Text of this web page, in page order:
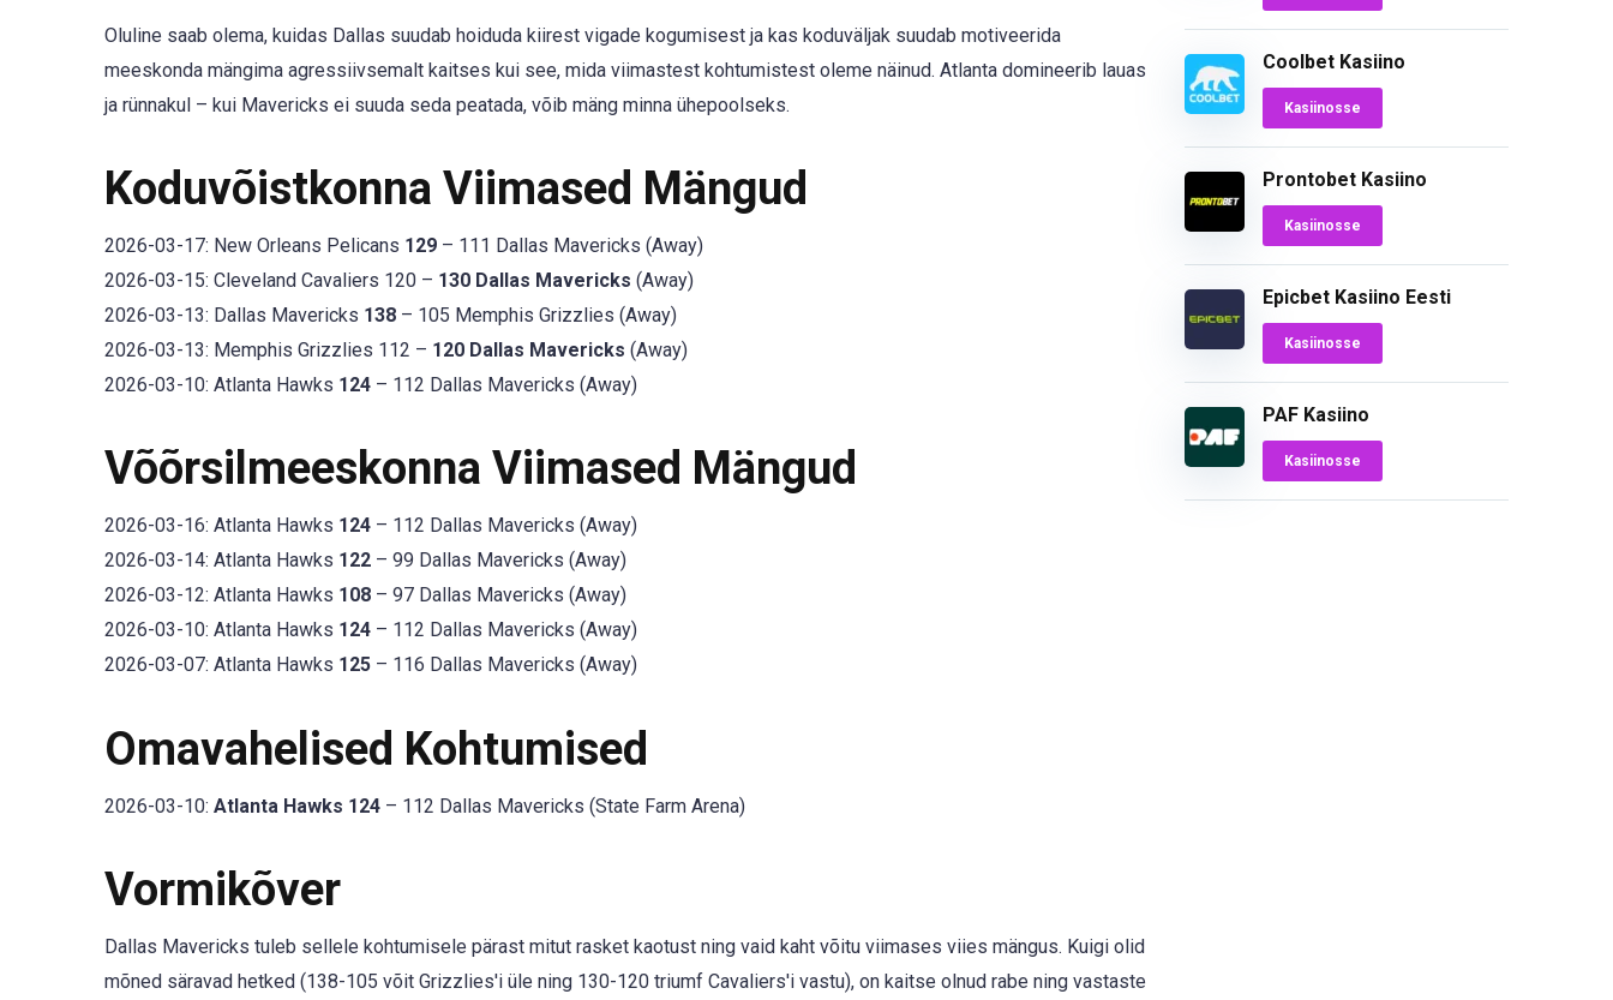
Oluline saab olema, kuidas Dallas suudab hoiduda kiirest vigade kogumisest ja kas koduväljak suudab motiveerida
meeskonda mängima agressiivsemalt kaitses kui see, mida viimastest kohtumistest oleme näinud. Atlanta domineerib lauas
ja rünnakul – kui Mavericks ei suuda seda peatada, võib mäng minna ühepoolseks.
Koduvõistkonna Viimased Mängud
2026-03-17: New Orleans Pelicans 129 – 111 Dallas Mavericks (Away)
2026-03-15: Cleveland Cavaliers 120 – 130 Dallas Mavericks (Away)
2026-03-13: Dallas Mavericks 138 – 105 Memphis Grizzlies (Away)
2026-03-13: Memphis Grizzlies 112 – 120 Dallas Mavericks (Away)
2026-03-10: Atlanta Hawks 124 – 112 Dallas Mavericks (Away)
Võõrsilmeeskonna Viimased Mängud
2026-03-16: Atlanta Hawks 124 – 112 Dallas Mavericks (Away)
2026-03-14: Atlanta Hawks 122 – 99 Dallas Mavericks (Away)
2026-03-12: Atlanta Hawks 108 – 97 Dallas Mavericks (Away)
2026-03-10: Atlanta Hawks 124 – 112 Dallas Mavericks (Away)
2026-03-07: Atlanta Hawks 125 – 116 Dallas Mavericks (Away)
Omavahelised Kohtumised
2026-03-10: Atlanta Hawks 124 – 112 Dallas Mavericks (State Farm Arena)
Vormikõver
Dallas Mavericks tuleb sellele kohtumisele pärast mitut rasket kaotust ning vaid kaht võitu viimases viies mängus. Kuigi olid
mõned säravad hetked (138-105 võit Grizzlies'i üle ning 130-120 triumf Cavaliers'i vastu), on kaitse olnud rabe ning vastaste
Coolbet Kasiino
Kasiinosse
Prontobet Kasiino
Kasiinosse
Epicbet Kasiino Eesti
Kasiinosse
PAF Kasiino
Kasiinosse